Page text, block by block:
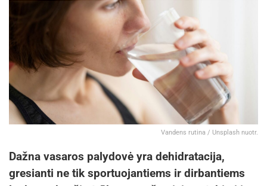
Vandens rutina / Unsplash nuotr.
Dažna vasaros palydovė yra dehidratacija,
gresianti ne tik sportuojantiems ir dirbantiems